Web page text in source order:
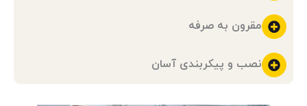
مقرون به صرفه
نصب و پیکربندی آسان